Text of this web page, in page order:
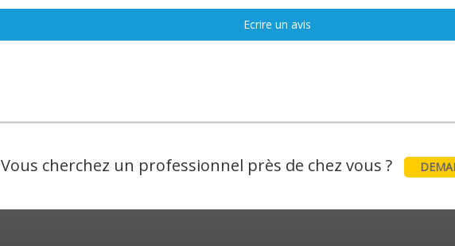
Ecrire un avis
Vous cherchez un professionnel près de chez vous ?